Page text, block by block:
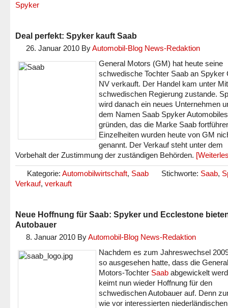
Spyker
Deal perfekt: Spyker kauft Saab
26. Januar 2010 ByAutomobil-Blog News-Redaktion
General Motors (GM) hat heute seine
schwedische Tochter Saab an Spyker
NV verkauft. Der Handel kam unter
schwedischen Regierung zustande.
wird danach ein neues Unternehmen
dem Namen Saab Spyker Automobiles
gründen, das die Marke Saab
Einzelheiten wurden heute von GM
genannt. Der Verkauf steht unter dem
Vorbehalt der Zustimmung der zuständigen Behörden.
Kategorie: Automobilwirtschaft, Saab Stichworte: Saab,
Verkauf, verkauft
Neue Hoffnung für Saab: Spyker und Ecclestone
Autobauer
8. Januar 2010 ByAutomobil-Blog News-Redaktion
Nachdem es zum Jahreswechsel
so ausgesehen hatte, dass die General
Motors-Tochter Saab abgewickelt
keimt nun wieder Hoffnung für den
schwedischen Autobauer auf. Denn
wie vor interessierten niederländischen